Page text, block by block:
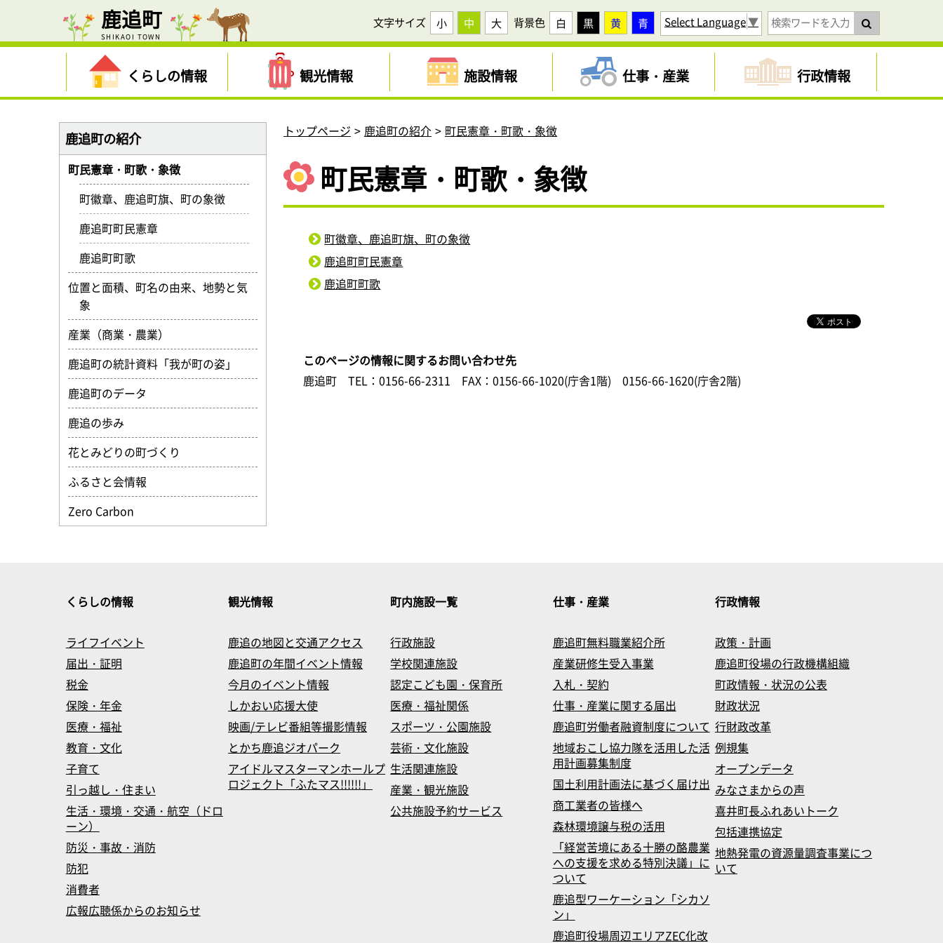
鹿追町
SHIKAOI TOWN
文字サイズ 小 中 大 背景色 白 黒 黄 青 Select Language▼
くらしの情報 観光情報 施設情報 仕事・産業 行政情報
トップページ 鹿追町の紹介 町民憲章・町歌・象徴
町民憲章・町歌・象徴
町徽章、鹿追町旗、町の象徴
鹿追町町民憲章
鹿追町町歌
このページの情報に関するお問い合わせ先
鹿追町
TEL：0156-66-2311 FAX：0156-66-1020(庁舎1階) 0156-66-1620(庁舎2階)
鹿追町の紹介
町民憲章・町歌・象徴
町徽章、鹿追町旗、町の象徴
鹿追町町民憲章
鹿追町町歌
位置と面積、町名の由来、地勢と気
象
産業（商業・農業）
鹿追町の統計資料「我が町の姿」
鹿追町のデータ
鹿追の歩み
花とみどりの町づくり
ふるさと会情報
Zero Carbon
くらしの情報
ライフイベント
届出・証明
税金
保険・年金
医療・福祉
教育・文化
子育て
引っ越し・住まい
生活・環境・交通・航空（ドロ
ーン）
防災・事故・消防
防犯
消費者
広報広聴係からのお知らせ
観光情報
鹿追の地図と交通アクセス
鹿追町の年間イベント情報
今月のイベント情報
しかおい応援大使
映画/テレビ番組等撮影情報
とかち鹿追ジオパーク
アイドルマスターマンホールプ
ロジェクト「ふたマス!!!!!!」
町内施設一覧
行政施設
学校関連施設
認定こども園・保育所
医療・福祉関係
スポーツ・公園施設
芸術・文化施設
生活関連施設
産業・観光施設
公共施設予約サービス
仕事・産業
鹿追町無料職業紹介所
産業研修生受入事業
入札・契約
仕事・産業に関する届出
鹿追町労働者融資制度について
地域おこし協力隊を活用した活
用計画募集制度
国土利用計画法に基づく届け出
商工業者の皆様へ
森林環境譲与税の活用
「経営苦境にある十勝の酪農業
への支援を求める特別決議」に
ついて
鹿追型ワーケーション「シカソ
ン」
鹿追町役場周辺エリアZEC化改
行政情報
政策・計画
鹿追町役場の行政機構組織
町政情報・状況の公表
財政状況
行財政改革
例規集
オープンデータ
みなさまからの声
喜井町長ふれあいトーク
包括連携協定
地熱発電の資源量調査事業につ
いて